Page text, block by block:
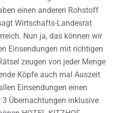
einen anderen Rohstoff
Wirtschafts-Landesrat
Nun ja, das können wir
Einsendungen mit richtigen
zeugen von jeder Menge
Köpfe auch mal Auszeit
Einsendungen einen
Übernachtungen inklusive